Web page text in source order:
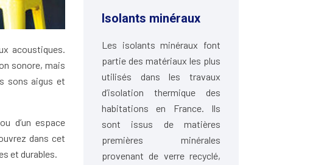
acoustiques.
sonore, mais
sons aigus et
d’un espace
dans cet
et durables.
Isolants minéraux
Les isolants minéraux font
partie des matériaux les plus
utilisés dans les travaux
d’isolation thermique des
habitations en France. Ils
sont issus de matières
premières minérales
provenant de verre recyclé,